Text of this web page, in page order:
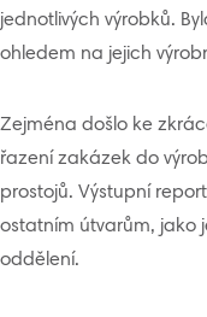
jednotlivých výrobků.
ohledem na jejich
Zejména došlo ke
řazení zakázek do
prostojů. Výstupní
ostatním útvarům, jako
oddělení.